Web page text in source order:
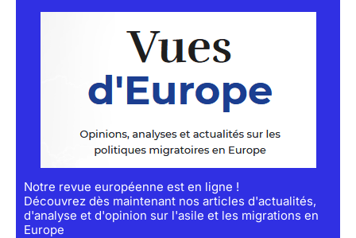
Notre revue européenne est en ligne !
Découvrez dès maintenant nos articles d'actualités,
d'analyse et d'opinion sur l'asile et les migrations en
Europe